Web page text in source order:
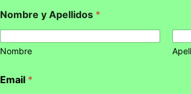
Nombre y Apellidos *
Nombre
Email *